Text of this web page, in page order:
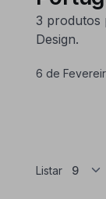
3 produtos
Design.
6 de
Listar